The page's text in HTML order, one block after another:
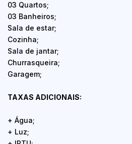
03 Quartos;
03 Banheiros;
Sala de estar;
Cozinha;
Sala de jantar;
Churrasqueira;
Garagem;
TAXAS ADICIONAIS:
+ Água;
+ Luz;